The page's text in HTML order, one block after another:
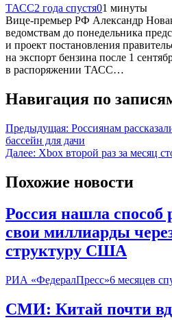
ТАСС2 года спустя01 минуты
Вице-премьер РФ Александр
ведомствам до понедельника
и проект постановления
на экспорт бензина после 1
в распоряжении ТАСС…
Навигация по
Предыдущая: Россиянам
бассейн для дачи
Далее: Xbox второй раз за месяц
Похожие новости
Россия нашла способ
свои миллиарды
структуру США
РИА «ФедералПресс»6 месяцев
СМИ: Китай почти